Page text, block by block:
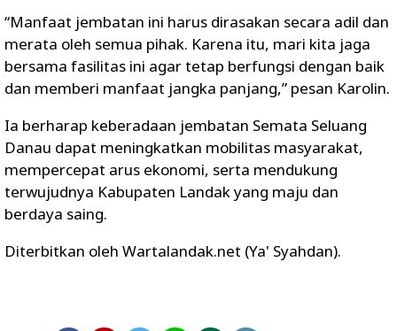
“Manfaat jembatan ini harus dirasakan secara adil dan
merata oleh semua pihak. Karena itu, mari kita jaga
bersama fasilitas ini agar tetap berfungsi dengan baik
dan memberi manfaat jangka panjang,” pesan Karolin.
Ia berharap keberadaan jembatan Semata Seluang
Danau dapat meningkatkan mobilitas masyarakat,
mempercepat arus ekonomi, serta mendukung
terwujudnya Kabupaten Landak yang maju dan
berdaya saing.
Diterbitkan oleh Wartalandak.net (Ya' Syahdan).